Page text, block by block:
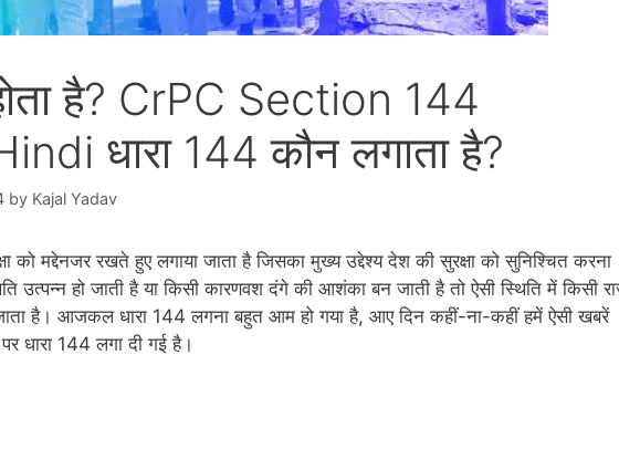
है? CrPC Section 144
धारा 144 कौन लगाता है?
by Kajal Yadav
को मद्देनजर रखते हुए लगाया जाता है जिसका मुख्य उद्देश्य देश की सुरक्षा को सुनिश्चित करना
उत्पन्न हो जाती है या किसी कारणवश दंगे की आशंका बन जाती है तो ऐसी स्थिति में किसी
है। आजकल धारा 144 लगना बहुत आम हो गया है, आए दिन कहीं-ना-कहीं हमें ऐसी खबरें
धारा 144 लगा दी गई है।